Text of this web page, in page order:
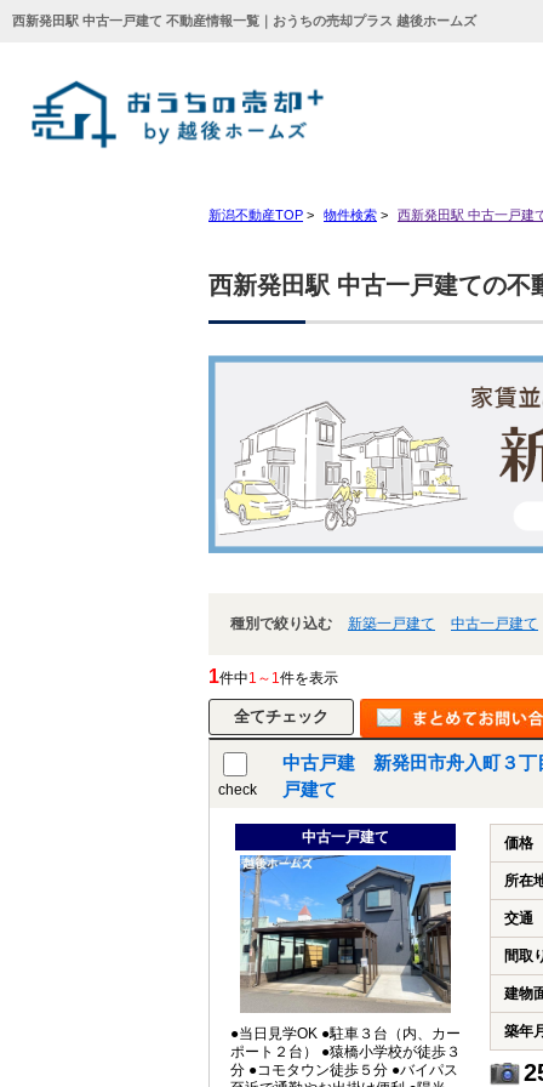
西新発田駅 中古一戸建て 不動産情報一覧｜おうちの売却プラス 越後ホームズ
新潟不動産TOP > 物件検索 > 西新発田駅 中古一戸建
西新発田駅 中古一戸建ての不
種別で絞り込む 新築一戸建て 中古一戸建て
1件中1～1 件を表示
check
中古戸建 新発田市舟入町３丁
戸建て
中古一戸建て
●当日見学OK ●駐車３台（内、カー
ポート２台） ●猿橋小学校が徒歩３
分 ●コモタウン徒歩５分 ●バイパス
価格
所在
交通
間取
建物
築年